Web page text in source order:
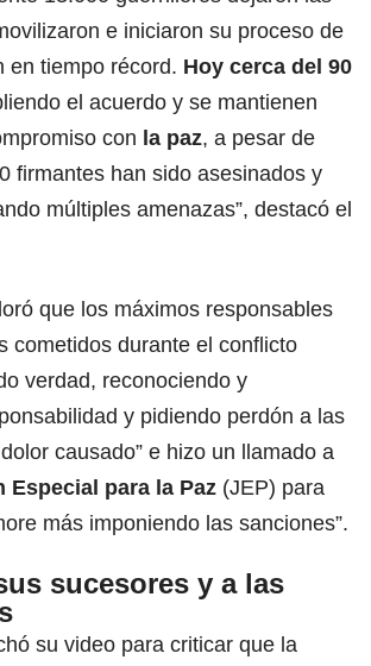
e iniciaron su proceso de
en tiempo récord. Hoy cerca del 90
el acuerdo y se mantienen
con la paz, a pesar de
firmantes han sido asesinados y
múltiples amenazas”, destacó el
que los máximos responsables
cometidos durante el conflicto
verdad, reconociendo y
y pidiendo perdón a las
causado” e hizo un llamado a
para la Paz (JEP) para
más imponiendo las sanciones”.
sucesores y a las
su video para criticar que la